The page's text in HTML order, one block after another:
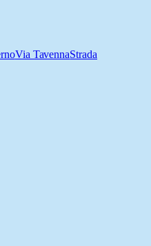
Via TavennaStrada